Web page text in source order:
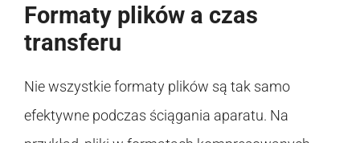
Formaty plików a czas
transferu
Nie wszystkie formaty plików są tak samo
efektywne podczas ściągania aparatu. Na